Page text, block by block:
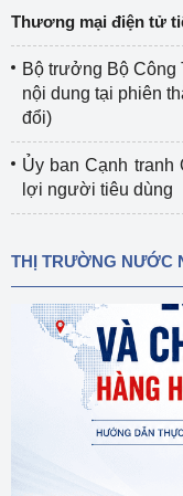
Thương mại điện tử
Bộ trưởng Bộ
nội dung tại phiên
đổi)
Ủy ban Cạnh tranh
lợi người tiêu dùng
THỊ TRƯỜNG NƯỚC